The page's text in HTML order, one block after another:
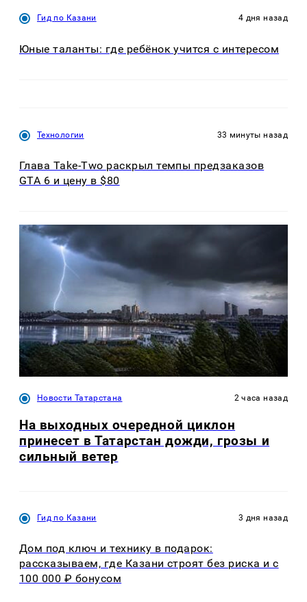
Гид по Казани 4 дня назад
Юные таланты: где ребёнок учится с интересом
Технологии 33 минуты назад
Глава Take-Two раскрыл темпы предзаказов
GTA 6 и цену в $80
Новости Татарстана 2 часа назад
На выходных очередной циклон
принесет в Татарстан дожди, грозы и
сильный ветер
Гид по Казани 3 дня назад
Дом под ключ и технику в подарок:
рассказываем, где Казани строят без риска и с
100 000 ₽ бонусом